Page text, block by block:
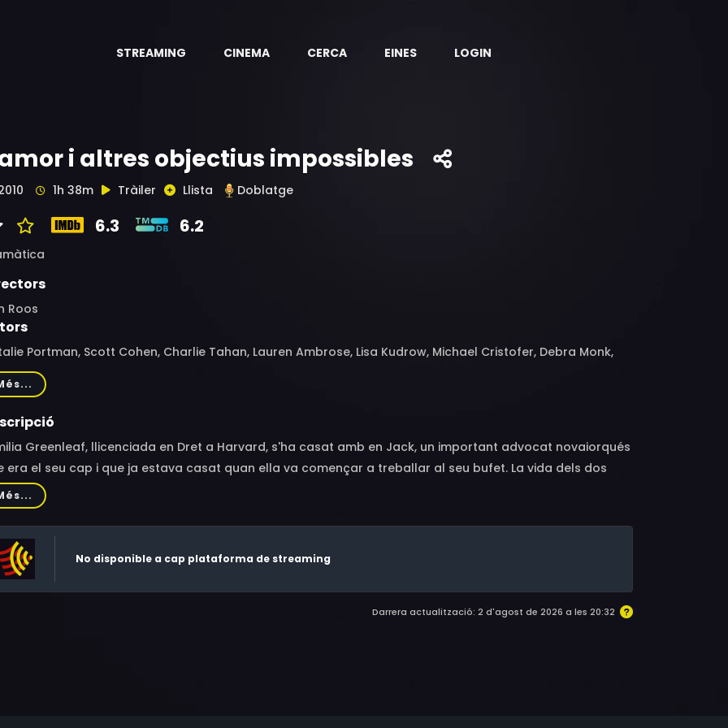
STREAMING CINEMA CERCA EINES LOGIN
i altres objectius impossibles
1h 38m Tràiler Llista Doblatge
6.3 6.2
Roos
Portman, Scott Cohen, Charlie Tahan, Lauren Ambrose, Lisa Kudrow, Michael Cristofer, Debra Monk,
Marvel, Anthony Rapp, Mona Fastvold, Kendra Kassebaum, Mary Joy, Maria Dizzia, Ira Hawkins, Daisy
Natalia Volkodaeva
Greenleaf, llicenciada en Dret a Harvard, s'ha casat amb en Jack, un important advocat novaiorqués
era el seu cap i que ja estava casat quan ella va començar a treballar al seu bufet. La vida dels dos
inesperadament quan perden la seva filla recen nascuda.
No disponible a cap plataforma de streaming
Darrera actualització: 2 d'agost de 2026 a les 20:32